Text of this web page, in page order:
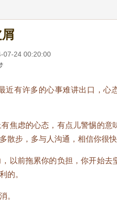
07-24 00:20:00
有许多的心事难讲出口，心
虑的心态，有点儿警惕的意
散步，多与人沟通，相信你很快
前拖累你的负担，你开始去
的。
。